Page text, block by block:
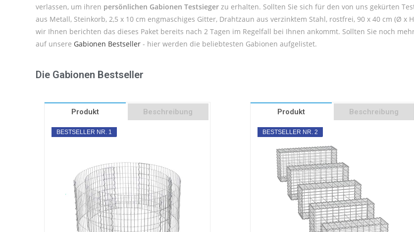
verlassen, um ihren persönlichen Gabionen Testsieger zu erhalten. Sollten Sie sich für den von uns gekürten
aus Metall, Steinkorb, 2,5 x 10 cm engmaschiges Gitter, Drahtzaun aus verzinktem Stahl, rostfrei, 90 x 40 cm (Ø x
wir Ihnen berichten das dieses Paket bereits nach 2 Tagen im Regelfall bei Ihnen ankommt. Sollten Sie noch
auf unsere Gabionen Bestseller - hier werden die beliebtesten Gabionen aufgelistet.
Die Gabionen Bestseller
Produkt Beschreibung
BESTSELLER NR. 1
Produkt Beschreibung
BESTSELLER NR. 2